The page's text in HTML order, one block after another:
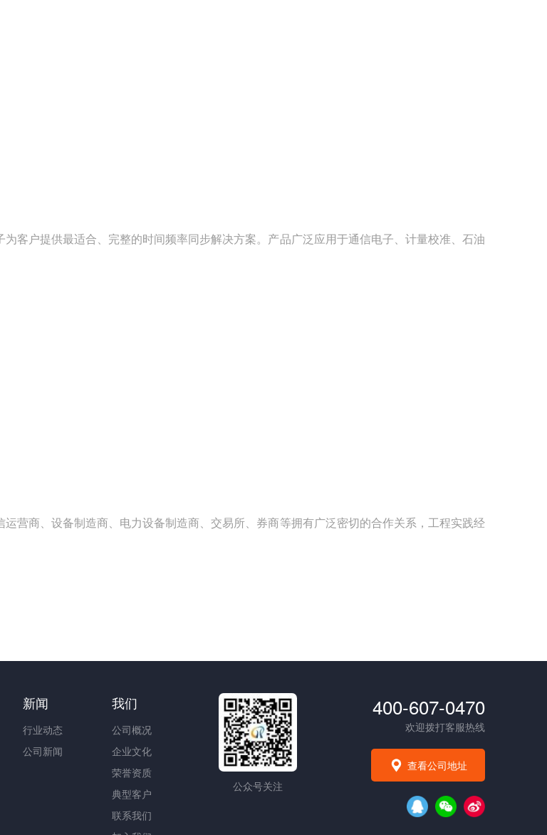
客户提供最适合、完整的时间频率同步解决方案。产品广泛应用于通信电子、计量校准、石油
营商、设备制造商、电力设备制造商、交易所、券商等拥有广泛密切的合作关系，工程实践经
新闻
行业动态
公司新闻
我们
公司概况
企业文化
荣誉资质
典型客户
联系我们
公众号关注
400-607-0470
欢迎拨打客服热线
查看公司地址